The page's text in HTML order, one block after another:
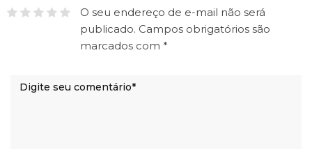
O seu endereço de e-mail não será
publicado. Campos obrigatórios são
marcados com *